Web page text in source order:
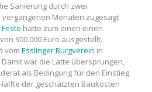
Sanierung durch zwei
Monaten zugesagt
hatte zum einen einen
300.000 Euro ausgestellt.
vom Esslinger Burgverein in
war die Latte übersprungen,
als Bedingung für den Einstieg
der geschätzten Baukosten